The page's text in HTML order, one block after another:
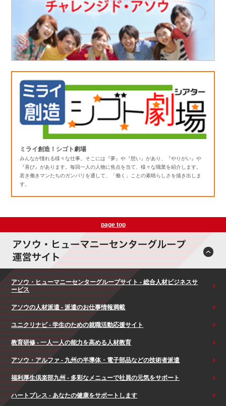
ミライ創造！シゴト劇場
みんなが憧れる様々な仕事。そこには『夢』や『想い』があり、『やりがい』や
『喜び』があります。毎回一人の人物に焦点を当て、様々な職業を紹介します。
若き働きマンたちのガンバリを通して、「働く」ことの素晴らしさを描き出しま
す。
page top
アソウ・ヒューマニーセンターグループサイト - 総合人材ビジネスサ
ービス
アソウの人材派遣 - 派遣のお仕事情報満載
ユニクリナビ - 学生のための就職活動応援サイト
教育研修 - 一人一人の能力を高める人材教育
アソウ・アルファ - 九州の半導体・電子部品などの技術者派遣
福利厚生倶楽部九州 - 多彩なメニューで社員の元気をサポート
ハートプレス - あなたの健康をサポートします